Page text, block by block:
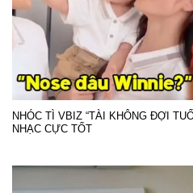
NHÓC TÌ VBIZ “TÀI KHÔNG ĐỢI
NHẠC CỰC TỐT